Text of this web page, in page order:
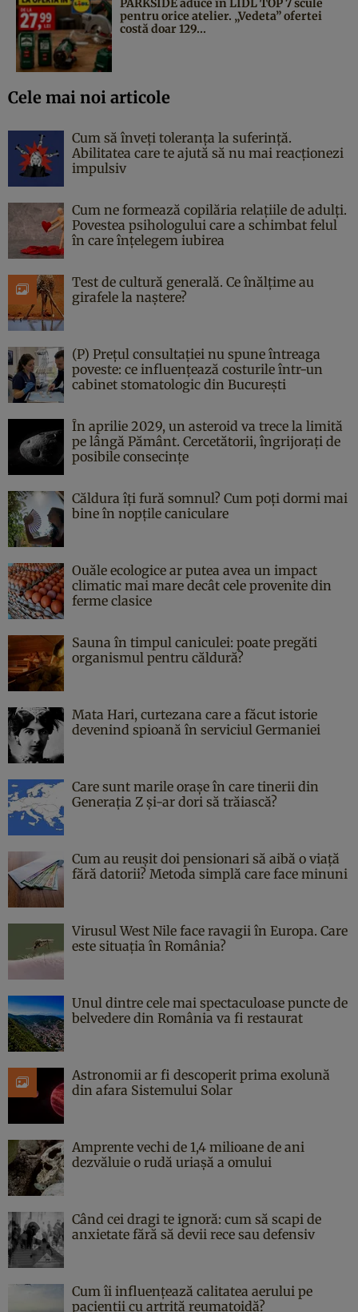
PARKSIDE aduce în LIDL TOP 7 scule
pentru orice atelier. „Vedeta” ofertei
costă doar 129...
Cele mai noi articole
Cum să înveți toleranța la suferință.
Abilitatea care te ajută să nu mai reacționezi
impulsiv
Cum ne formează copilăria relațiile de adulți.
Povestea psihologului care a schimbat felul
în care înțelegem iubirea
Test de cultură generală. Ce înălțime au
girafele la naștere?
(P) Prețul consultației nu spune întreaga
poveste: ce influențează costurile într-un
cabinet stomatologic din București
În aprilie 2029, un asteroid va trece la limită
pe lângă Pământ. Cercetătorii, îngrijorați de
posibile consecințe
Căldura îți fură somnul? Cum poți dormi mai
bine în nopțile caniculare
Ouăle ecologice ar putea avea un impact
climatic mai mare decât cele provenite din
ferme clasice
Sauna în timpul caniculei: poate pregăti
organismul pentru căldură?
Mata Hari, curtezana care a făcut istorie
devenind spioană în serviciul Germaniei
Care sunt marile orașe în care tinerii din
Generația Z și-ar dori să trăiască?
Cum au reușit doi pensionari să aibă o viață
fără datorii? Metoda simplă care face minuni
Virusul West Nile face ravagii în Europa. Care
este situația în România?
Unul dintre cele mai spectaculoase puncte de
belvedere din România va fi restaurat
Astronomii ar fi descoperit prima exolună
din afara Sistemului Solar
Amprente vechi de 1,4 milioane de ani
dezvăluie o rudă uriașă a omului
Când cei dragi te ignoră: cum să scapi de
anxietate fără să devii rece sau defensiv
Cum îi influențează calitatea aerului pe
pacienții cu artrită reumatoidă?